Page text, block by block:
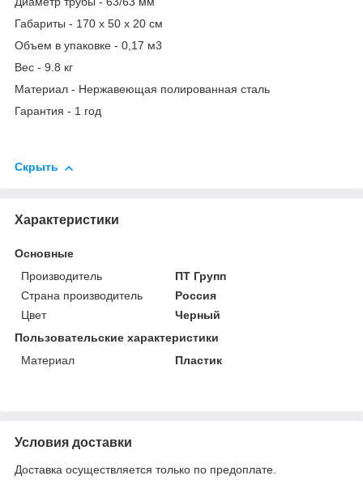
Габариты - 170 х 50 х 20 см
Объем в упаковке - 0,17 м3
Вес - 9.8 кг
Материал - Нержавеющая полированная сталь
Гарантия - 1 год
Скрыть
Характеристики
Основные
Производитель
ПТ Групп
Страна производитель
Россия
Цвет
Черный
Пользовательские характеристики
Материал
Пластик
Условия доставки
Доставка осуществляется только по предоплате.